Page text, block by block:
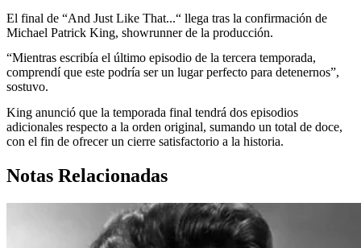
El final de “And Just Like That...“ llega tras la confirmación de
Michael Patrick King, showrunner de la producción.
“Mientras escribía el último episodio de la tercera temporada,
comprendí que este podría ser un lugar perfecto para detenernos”,
sostuvo.
King anunció que la temporada final tendrá dos episodios
adicionales respecto a la orden original, sumando un total de doce,
con el fin de ofrecer un cierre satisfactorio a la historia.
Notas Relacionadas